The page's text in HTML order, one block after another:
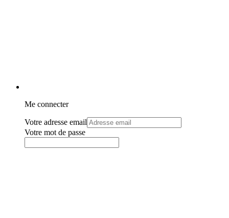
Me connecter
Votre adresse email
Votre mot de passe